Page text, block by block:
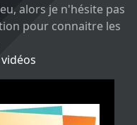
alors je n'hésite pas
pour connaitre les